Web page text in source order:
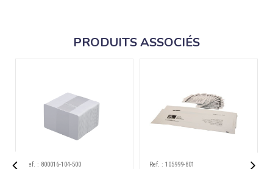
PRODUITS ASSOCIÉS
Ref. : 800016-104-500 Ref. : 105999-801